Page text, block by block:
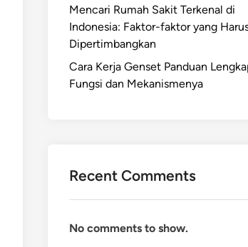
Mencari Rumah Sakit Terkenal di
Indonesia: Faktor-faktor yang
Dipertimbangkan
Cara Kerja Genset Panduan
Fungsi dan Mekanismenya
Recent Comments
No comments to show.